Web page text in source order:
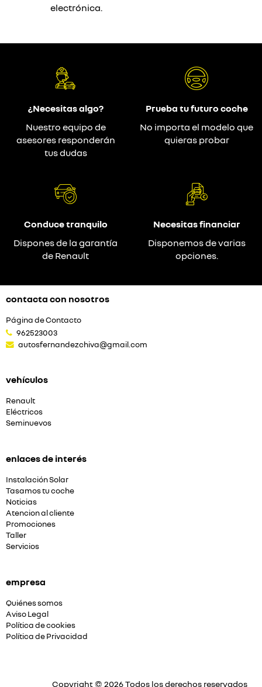
electrónica.
¿Necesitas algo?
Nuestro equipo de
asesores responderán
tus dudas
Prueba tu futuro coche
No importa el modelo que
quieras probar
Conduce tranquilo
Dispones de la garantía
de Renault
Necesitas financiar
Disponemos de varias
opciones.
contacta con nosotros
Página de Contacto
962523003
autosfernandezchiva@gmail.com
vehículos
Renault
Eléctricos
Seminuevos
enlaces de interés
Instalación Solar
Tasamos tu coche
Noticias
Atencion al cliente
Promociones
Taller
Servicios
empresa
Quiénes somos
Aviso Legal
Política de cookies
Política de Privacidad
Copyright © 2026 Todos los derechos reservados